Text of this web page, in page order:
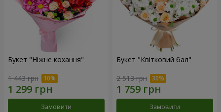
Букет "Ніжне кохання"
1 443 грн
Замовити
Букет "Квітковий бал"
2 513 грн
Замовити